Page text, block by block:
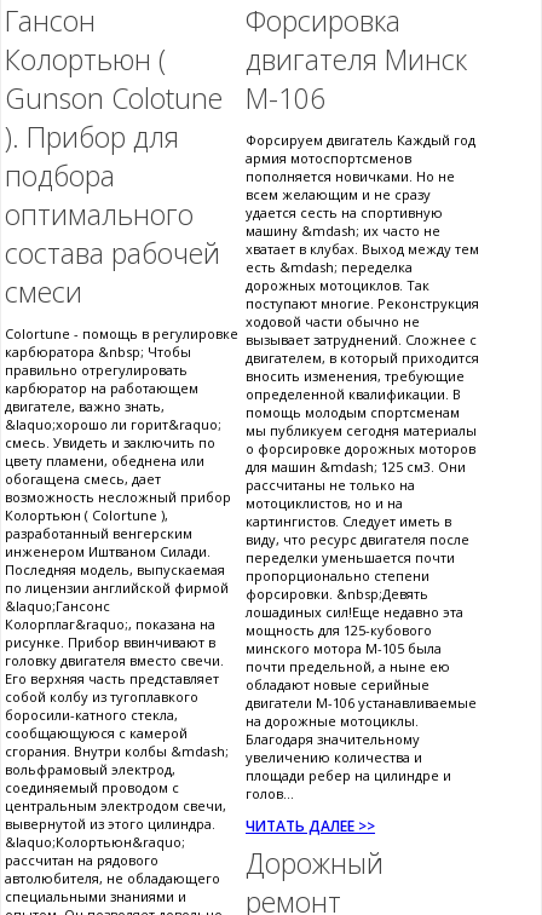
Гансон
Колортьюн (
Gunson Colotune
). Прибор для
подбора
оптимального
состава рабочей
смеси
Colortune - помощь в регулировке
карбюратора &nbsp; Чтобы
правильно отрегулировать
карбюратор на работающем
двигателе, важно знать,
&laquo;хорошо ли горит&raquo;
смесь. Увидеть и заключить по
цвету пламени, обеднена или
обогащена смесь, дает
возможность несложный прибор
Колортьюн ( Colortune ),
разработанный венгерским
инженером Иштваном Силади.
Последняя модель, выпускаемая
по лицензии английской фирмой
&laquo;Гансонс
Колорплаг&raquo;, показана на
рисунке. Прибор ввинчивают в
головку двигателя вместо свечи.
Его верхняя часть представляет
собой колбу из тугоплавкого
боросили-катного стекла,
сообщающуюся с камерой
сгорания. Внутри колбы &mdash;
вольфрамовый электрод,
соединяемый проводом с
центральным электродом свечи,
вывернутой из этого цилиндра.
&laquo;Колортьюн&raquo;
рассчитан на рядового
автолюбителя, не обладающего
специальными знаниями и
Форсировка
двигателя Минск
М-106
Форсируем двигатель Каждый год
армия мотоспортсменов
пополняется новичками. Но не
всем желающим и не сразу
удается сесть на спортивную
машину &mdash; их часто не
хватает в клубах. Выход между тем
есть &mdash; переделка
дорожных мотоциклов. Так
поступают многие. Реконструкция
ходовой части обычно не
вызывает затруднений. Сложнее с
двигателем, в который приходится
вносить изменения, требующие
определенной квалификации. В
помощь молодым спортсменам
мы публикуем сегодня материалы
о форсировке дорожных моторов
для машин &mdash; 125 см3. Они
рассчитаны не только на
мотоциклистов, но и на
картингистов. Следует иметь в
виду, что ресурс двигателя после
переделки уменьшается почти
пропорционально степени
форсировки. &nbsp;Девять
лошадиных сил!Еще недавно эта
мощность для 125-кубового
минского мотора М-105 была
почти предельной, а ныне ею
обладают новые серийные
двигатели М-106 устанавливаемые
на дорожные мотоциклы.
Благодаря значительному
увеличению количества и
площади ребер на цилиндре и
голов...
ЧИТАТЬ ДАЛЕЕ >>
Дорожный
ремонт